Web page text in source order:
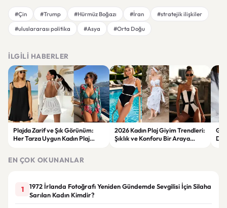
#Çin #Trump #Hürmüz Boğazı #İran
#stratejik ilişkiler
#uluslararası politika
#Asya #Orta Doğu
İLGILI HABERLER
Plajda Zarif ve Şık Görünüm:
Her Tarza Uygun Kadın Plaj
2026 Kadın Plaj Giyim Trendleri:
Şıklık ve Konforu Bir Araya
EN ÇOK OKUNANLAR
1
1972 İrlanda Fotoğrafı Yeniden Gündemde Sevgilisi İçin Silaha
Sarılan Kadın Kimdir?